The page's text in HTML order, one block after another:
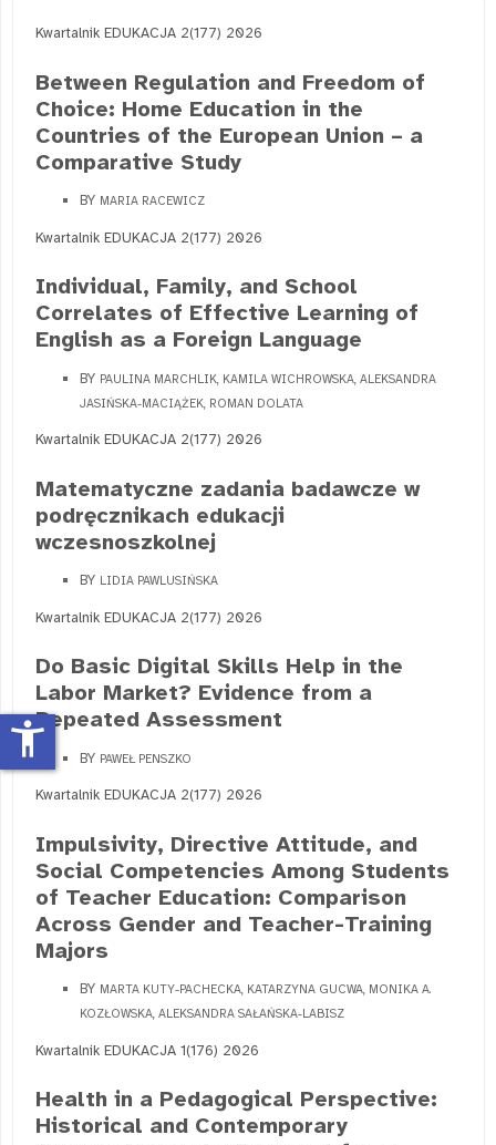
Kwartalnik EDUKACJA 2(177) 2026
Between Regulation and Freedom of
Choice: Home Education in the
Countries of the European Union – a
Comparative Study
BY MARIA RACEWICZ
Kwartalnik EDUKACJA 2(177) 2026
Individual, Family, and School
Correlates of Effective Learning of
English as a Foreign Language
BY PAULINA MARCHLIK, KAMILA WICHROWSKA, ALEKSANDRA
JASIŃSKA-MACIĄŻEK, ROMAN DOLATA
Kwartalnik EDUKACJA 2(177) 2026
Matematyczne zadania badawcze w
podręcznikach edukacji
wczesnoszkolnej
BY LIDIA PAWLUSIŃSKA
Kwartalnik EDUKACJA 2(177) 2026
Do Basic Digital Skills Help in the
Labor Market? Evidence from a
Repeated Assessment
BY PAWEŁ PENSZKO
Kwartalnik EDUKACJA 2(177) 2026
Impulsivity, Directive Attitude, and
Social Competencies Among Students
of Teacher Education: Comparison
Across Gender and Teacher-Training
Majors
BY MARTA KUTY-PACHECKA, KATARZYNA GUCWA, MONIKA A.
KOZŁOWSKA, ALEKSANDRA SAŁAŃSKA-LABISZ
Kwartalnik EDUKACJA 1(176) 2026
Health in a Pedagogical Perspective:
Historical and Contemporary
accessibility_new